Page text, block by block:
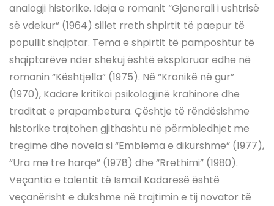
analogji historike. Ideja e romanit “Gjenerali i ushtrisë
së vdekur” (1964) sillet rreth shpirtit të paepur të
popullit shqiptar. Tema e shpirtit të pamposhtur të
shqiptarëve ndër shekuj është eksploruar edhe në
romanin “Kështjella” (1975). Në “Kronikë në gur”
(1970), Kadare kritikoi psikologjinë krahinore dhe
traditat e prapambetura. Çështje të rëndësishme
historike trajtohen gjithashtu në përmbledhjet me
tregime dhe novela si “Emblema e dikurshme” (1977),
“Ura me tre harqe” (1978) dhe “Rrethimi” (1980).
Veçantia e talentit të Ismail Kadaresë është
veçanërisht e dukshme në trajtimin e tij novator të